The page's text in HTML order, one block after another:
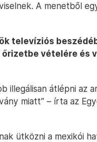
A menetből
televíziós
vételére és
illegálisan átlépni az
miatt” – írta az
ütközni a mexikói